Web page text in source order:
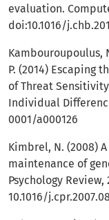
evaluation.
doi:10.1016/
Kambouroupoulus,
P. (2014) Escaping
of Threat
Individual
0001/a000126
Kimbrel, N. (2008)
maintenance of
Psychology Review,
10.1016/